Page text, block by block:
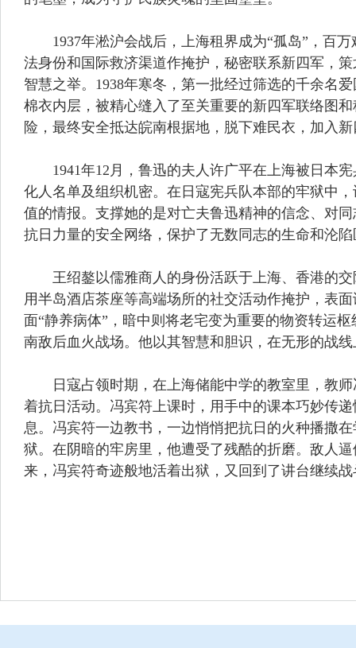
1937年淞沪会战后，上海租界成为“孤岛”，百万
法身份和国际救济渠道作掩护，秘密联系新四军，
智慧之举。1938年寒冬，第一批经过筛选的千余名
棉衣内层，被精心缝入了至关重要的新四军联络图
险，最终安全抵达皖南根据地，脱下难民衣，加入
1941年12月，鲁迅的夫人许广平在上海被日本宪
化人名单及组织机密。在日寇宪兵队本部的牢狱中
值的情报。支撑她的是对亡夫鲁迅精神的信念、对
抗日力量的安全网络，保护了无数同志的生命和沦
王绍鏊以儒雅商人的身份活跃于上海、香港的交
用半岛酒店茶座等高端场所的社交活动作掩护，表
面“静养病体”，暗中则将老宅变为重要的物资转运
南敌后血火战场。他以其智慧和胆识，在无形的战
日寇占领时期，在上海储能中学的教室里，教师
着抗日活动。冯宾符上课时，用手中的课本巧妙传
息。冯宾符一边教书，一边悄悄把抗日的火种播撒
狱。在阴暗的牢房里，他遭受了残酷的折磨。敌人
来，冯宾符奇迹般地活着出狱，又回到了讲台继续战